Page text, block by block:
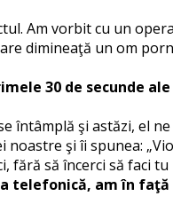
Am vorbit cu un
dimineaţă un om
30 de
întâmplă şi astăzi, el
şi îi spunea:
fără să încerci să faci tu
telefonică, am în